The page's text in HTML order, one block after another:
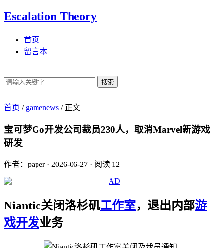
Escalation Theory
首页
留言本
搜索
首页 / gamenews /正文
宝可梦Go开发公司裁员230人，取消Marvel新游戏
研发
作者：paper· 2026-06-27 · 阅读 12
Niantic关闭洛杉矶工作室，退出内部游
戏开发业务